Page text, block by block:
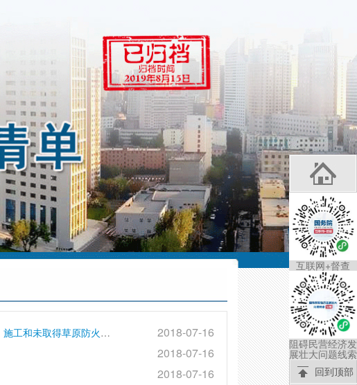
对未经批准在草原上野外用火、爆破、勘察、施工和未取得草原防火通行证进入草原防火管制区的处罚 2018-07-16
2018-07-16
2018-07-16
互联网+督查
阻碍民营经济发
展壮大问题线索
回到顶部